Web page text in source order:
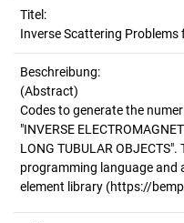
Titel:
Inverse Scattering Problems
Beschreibung:
(Abstract)
Codes to generate the
"INVERSE
LONG TUBULAR
programming language and